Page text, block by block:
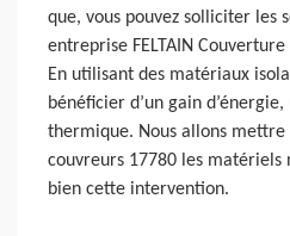
que, vous pouvez solliciter les
entreprise FELTAIN
En utilisant des matériaux
bénéficier d’un gain
thermique. Nous allons mettre
couvreurs 17780 les matériels
bien cette intervention.